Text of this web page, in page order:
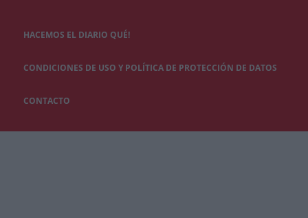
HACEMOS EL DIARIO QUÉ!
CONDICIONES DE USO Y POLÍTICA DE PROTECCIÓN DE DATOS
CONTACTO